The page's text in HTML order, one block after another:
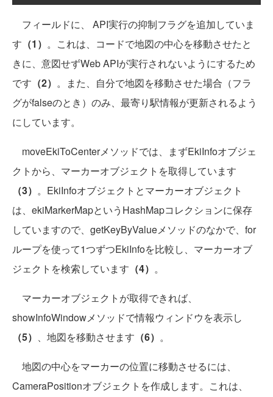
フィールドに、 API実行の抑制フラグを追加していま
す （1） 。これは、コードで地図の中心を移動させたと
きに、意図せずWeb APIが実行されないようにするため
です （2） 。また、自分で地図を移動させた場合（フラ
グがfalseのとき）のみ、最寄り駅情報が更新されるよう
にしています。
moveEkiToCenterメソッドでは、まずEkiInfoオブジェ
クトから、マーカーオブジェクトを取得しています
（3） 。EkiInfoオブジェクトとマーカーオブジェクト
は、ekiMarkerMapというHashMapコレクションに保存
していますので、getKeyByValueメソッドのなかで、for
ループを使って1つずつEkiInfoを比較し、マーカーオブ
ジェクトを検索しています （4） 。
マーカーオブジェクトが取得できれば、
showInfoWindowメソッドで情報ウィンドウを表示し
（5） 、地図を移動させます （6） 。
地図の中心をマーカーの位置に移動させるには、
CameraPositionオブジェクトを作成します。これは、